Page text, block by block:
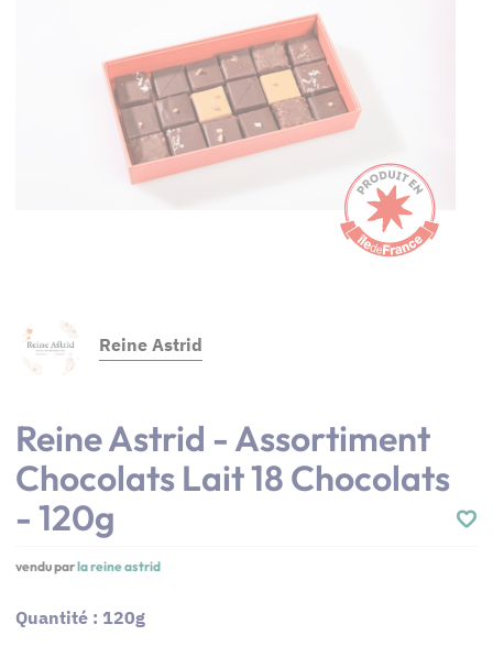
Reine Astrid
Reine Astrid - Assortiment
Chocolats Lait 18 Chocolats
- 120g
vendu parla reine astrid
Quantité : 120g